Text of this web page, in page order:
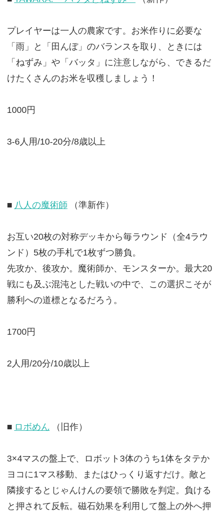
プレイヤーは一人の農家です。お米作りに必要な
「雨」と「田んぼ」のバランスを取り、ときには
「ねずみ」や「バッタ」に注意しながら、できるだ
けたくさんのお米を収穫しましょう！
1000円
3-6人用/10-20分/8歳以上
■ 八人の魔術師 （準新作）
お互い20枚の対称デッキから毎ラウンド（全4ラウ
ンド）5枚の手札で1枚ずつ勝負。
先攻か、後攻か。魔術師か、モンスターか。最大20
戦にも及ぶ混沌とした戦いの中で、この選択こそが
勝利への道標となるだろう。
1700円
2人用/20分/10歳以上
■ ロボめん （旧作）
3×4マスの盤上で、ロボット3体のうち1体をタテか
ヨコに1マス移動、またはひっくり返すだけ。敵と
隣接するとじゃんけんの要領で勝敗を判定。負ける
と押されて反転。磁石効果を利用して盤上の外へ押